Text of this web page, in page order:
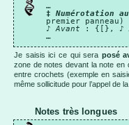
…
‡Numérotation
premier panneau)
♪Avant : {[}, ♪
…
Je saisis ici ce qui sera posé
zone de notes devant la note en
entre crochets (exemple en
même sollicitude pour l’appel de
Notes très longues